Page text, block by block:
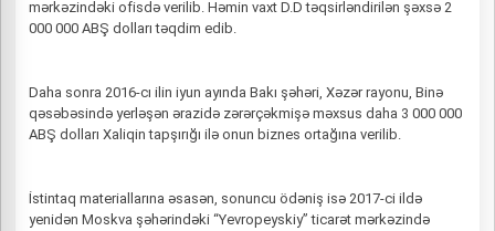
mərkəzindəki ofisdə verilib. Həmin vaxt D.D təqsirləndirilən şəxsə 2
000 000 ABŞ dolları təqdim edib.
Daha sonra 2016-cı ilin iyun ayında Bakı şəhəri, Xəzər rayonu, Binə
qəsəbəsində yerləşən ərazidə zərərçəkmişə məxsus daha 3 000 000
ABŞ dolları Xaliqin tapşırığı ilə onun biznes ortağına verilib.
İstintaq materiallarına əsasən, sonuncu ödəniş isə 2017-ci ildə
yenidən Moskva şəhərindəki “Yevropeyskiy” ticarət mərkəzində